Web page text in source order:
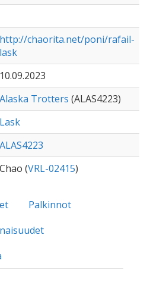
http://chaorita.net/poni/rafail-
lask
10.09.2023
Alaska Trotters (ALAS4223)
Lask
ALAS4223
Chao (VRL-02415)
Palkinnot